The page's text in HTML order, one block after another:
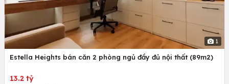
1
Estella Heights bán căn 2 phòng ngủ đầy đủ nội thất (89m2)
13.2 tỷ